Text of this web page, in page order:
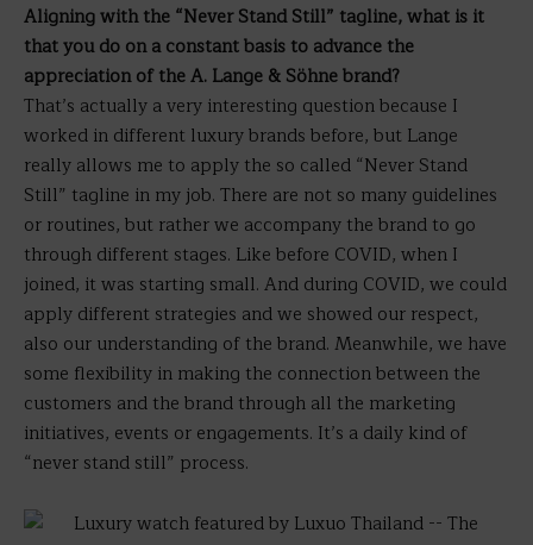
Aligning with the “Never Stand Still” tagline, what is it
that you do on a constant basis to advance the
appreciation of the A. Lange & Söhne brand?
That’s actually a very interesting question because I
worked in different luxury brands before, but Lange
really allows me to apply the so called “Never Stand
Still” tagline in my job. There are not so many guidelines
or routines, but rather we accompany the brand to go
through different stages. Like before COVID, when I
joined, it was starting small. And during COVID, we could
apply different strategies and we showed our respect,
also our understanding of the brand. Meanwhile, we have
some flexibility in making the connection between the
customers and the brand through all the marketing
initiatives, events or engagements. It’s a daily kind of
“never stand still” process.